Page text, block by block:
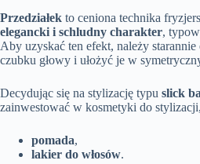
Przedziałek to ceniona technika
elegancki i schludny charakter,
Aby uzyskać ten efekt, należy
czubku głowy i ułożyć je w
Decydując się na stylizację typu slick
zainwestować w kosmetyki do
pomada,
lakier do włosów.